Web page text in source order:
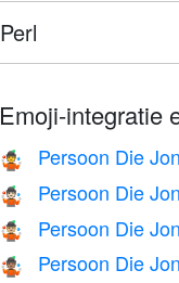
Perl
Emoji-integratie
🤹 Persoon Die
🤹🏻 Persoon Die
🤹🏼 Persoon Die
🤹🏽 Persoon Die